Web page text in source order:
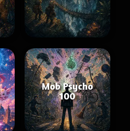
Mob Psycho
100